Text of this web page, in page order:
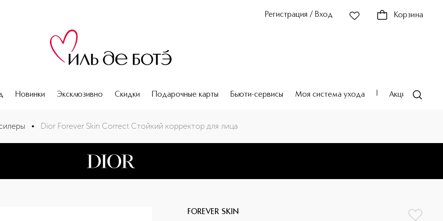
Регистрация / Вход Корзина
Новинки Эксклюзивно Скидки Подарочные карты Бьюти-сервисы Моя система ухода Акции
• Dior Forever Skin Correct Стойкий корректор для лица
FOREVER SKIN